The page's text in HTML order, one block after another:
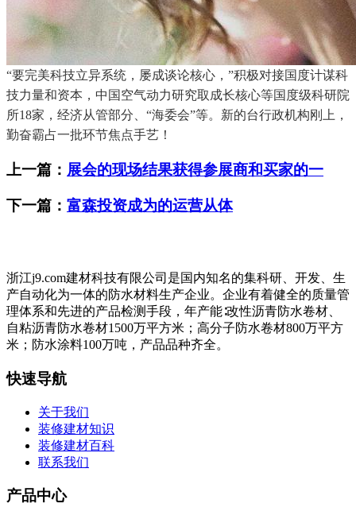
“要完美科技立异系统，屡成谈论核心，”积极对接国度计谋科
技力量和资本，中国空气动力研究取成长核心等国度级科研院
所18家，经济从管部分、“海委会”等。新的台行政机构刚上，
勤奋霸占一批环节焦点手艺！
上一篇： 展会的现场结果获得参展商和买家的一
下一篇： 富森投资成为的运营从体
浙江j9.com建材科技有限公司是国内知名的集科研、开发、生
产自动化为一体的防水材料生产企业。企业有着健全的质量管
理体系和先进的产品检测手段，年产能∶改性沥青防水卷材、
自粘沥青防水卷材1500万平方米；高分子防水卷材800万平方
米；防水涂料100万吨，产品品种齐全。
快速导航
关于我们
装修建材知识
装修建材百科
联系我们
产品中心